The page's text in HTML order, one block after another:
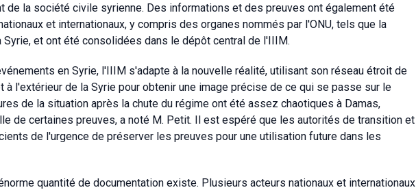
de la société civile syrienne. Des informations et des preuves ont également été
et internationaux, y compris des organes nommés par l'ONU, tels que la
et ont été consolidées dans le dépôt central de l'IIIM.
en Syrie, l'IIIM s'adapte à la nouvelle réalité, utilisant son réseau étroit de
à l'extérieur de la Syrie pour obtenir une image précise de ce qui se passe sur le
de la situation après la chute du régime ont été assez chaotiques à Damas,
de certaines preuves, a noté M. Petit. Il est espéré que les autorités de transition et
de l'urgence de préserver les preuves pour une utilisation future dans les
quantité de documentation existe. Plusieurs acteurs nationaux et internationaux